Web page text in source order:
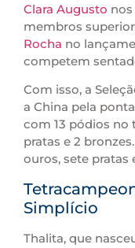
Clara Augusto
membros
Rocha no
competem
Com isso, a
a China pela
com 13 pódios no
pratas e 2
ouros, sete pratas
Simplício
Thalita, que